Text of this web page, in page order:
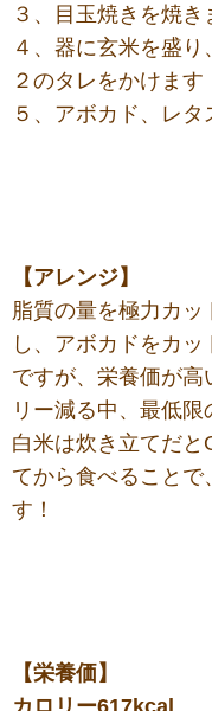
３、目玉焼きを焼き
４、器に玄米を盛り
２のタレをかけます
５、アボカド、レタ
【アレンジ】
脂質の量を極力カ
し、アボカドをカ
ですが、栄養価が高
リー減る中、最低限
白米は炊き立てだと
てから食べることで
す！
【栄養価】